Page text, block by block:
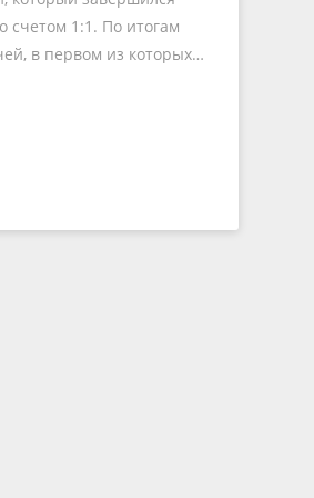
счетом 1:1. По итогам
в первом из которых…